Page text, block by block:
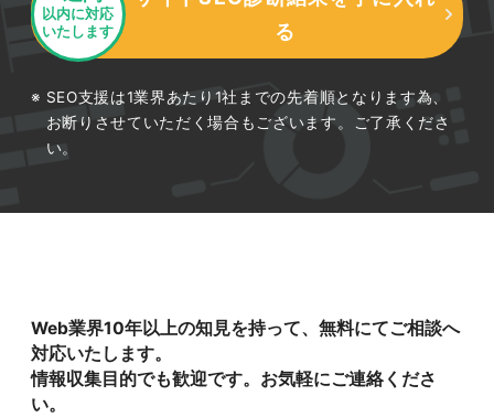
以内に対応
いたします
る
SEO支援は1業界あたり1社までの先着順となります為、
お断りさせていただく場合もございます。ご了承くださ
い。
Web業界10年以上の知見を持って、無料にてご相談へ
対応いたします。
情報収集目的でも歓迎です。お気軽にご連絡くださ
い。